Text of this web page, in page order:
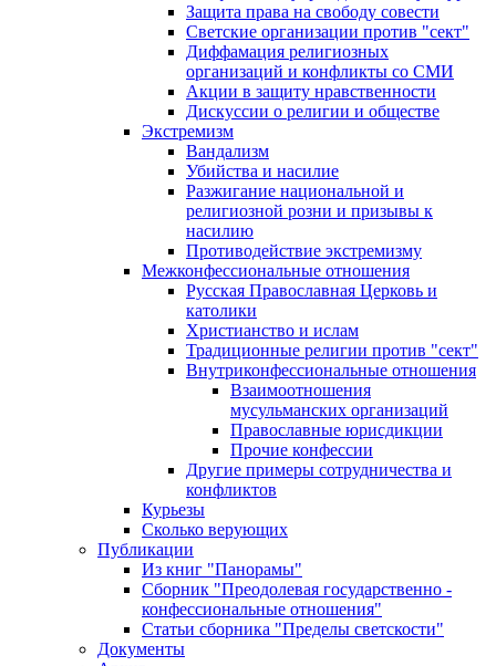
Защита права на свободу совести
Светские организации против "сект"
Диффамация религиозных
организаций и конфликты со СМИ
Акции в защиту нравственности
Дискуссии о религии и обществе
Экстремизм
Вандализм
Убийства и насилие
Разжигание национальной и
религиозной розни и призывы к
насилию
Противодействие экстремизму
Межконфессиональные отношения
Русская Православная Церковь и
католики
Христианство и ислам
Традиционные религии против "сект"
Внутриконфессиональные отношения
Взаимоотношения
мусульманских организаций
Православные юрисдикции
Прочие конфессии
Другие примеры сотрудничества и
конфликтов
Курьезы
Сколько верующих
Публикации
Из книг "Панорамы"
Сборник "Преодолевая государственно -
конфессиональные отношения"
Статьи сборника "Пределы светскости"
Документы